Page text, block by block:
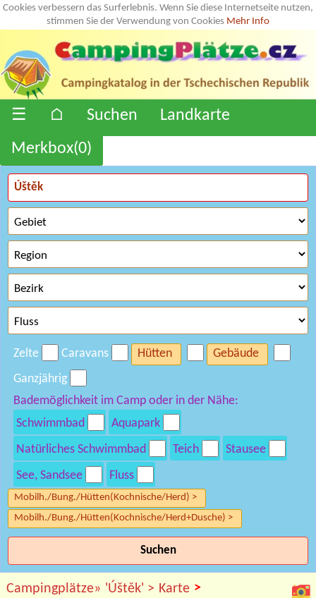
Cookies verbessern das Surferlebnis. Wenn Sie diese Internetseite nutzen,
stimmen Sie der Verwendung von Cookies Mehr Info
☰ ⌂ Suchen
Landkarte
Merkbox(0)
Zelte Caravans Hütten
Gebäude
Ganzjährig
Bademöglichkeit im Camp oder in der Nähe:
Schwimmbad
Aquapark
Natürliches Schwimmbad
Teich
Stausee
See, Sandsee
Fluss
Mobilh./Bung./Hütten(Kochnische/Herd) >
Mobilh./Bung./Hütten(Kochnische/Herd+Dusche) >
Suchen
Campingplätze» 'Úštěk' > Karte >